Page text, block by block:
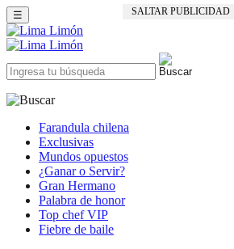
SALTAR PUBLICIDAD
☰
Farandula chilena
Exclusivas
Mundos opuestos
¿Ganar o Servir?
Gran Hermano
Palabra de honor
Top chef VIP
Fiebre de baile